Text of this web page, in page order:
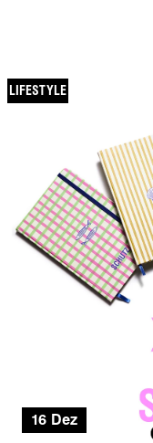
LIFESTYLE
16 Dez